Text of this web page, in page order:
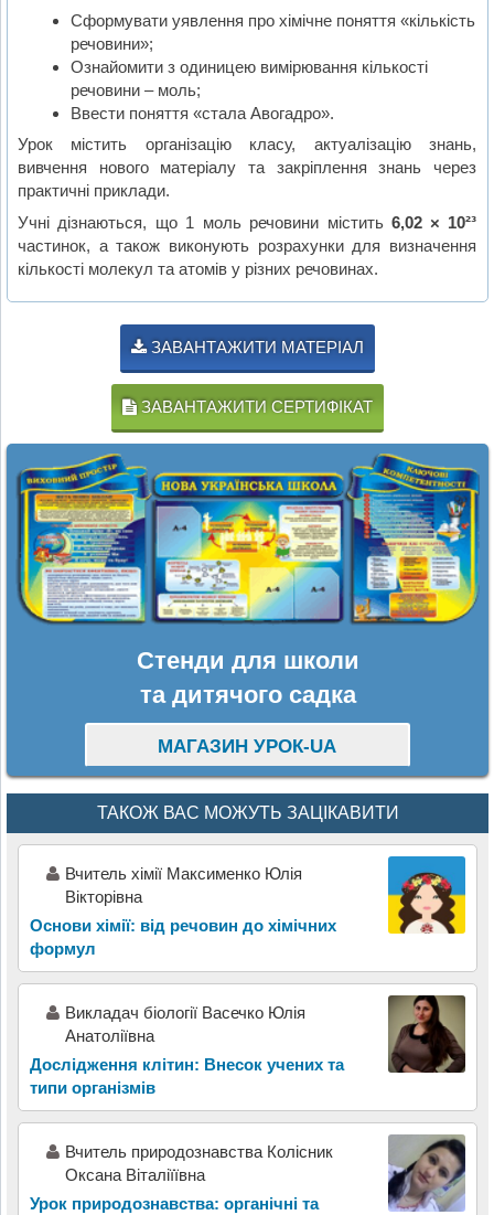
Сформувати уявлення про хімічне поняття «кількість
речовини»;
Ознайомити з одиницею вимірювання кількості
речовини – моль;
Ввести поняття «стала Авогадро».
Урок містить організацію класу, актуалізацію знань,
вивчення нового матеріалу та закріплення знань через
практичні приклади.
Учні дізнаються, що 1 моль речовини містить6,02 × 10²³
частинок, а також виконують розрахунки для визначення
кількості молекул та атомів у різних речовинах.
ЗАВАНТАЖИТИ МАТЕРІАЛ
ЗАВАНТАЖИТИ СЕРТИФІКАТ
Стенди для школи
та дитячого садка
МАГАЗИН УРОК-UA
ТАКОЖ ВАС МОЖУТЬ ЗАЦІКАВИТИ
Вчитель хімії Максименко Юлія
Вікторівна
Основи хімії: від речовин до хімічних
формул
Викладач біології Васечко Юлія
Анатоліївна
Дослідження клітин: Внесок учених та
типи організмів
Вчитель природознавства Колісник
Оксана Віталіїївна
Урок природознавства: органічні та